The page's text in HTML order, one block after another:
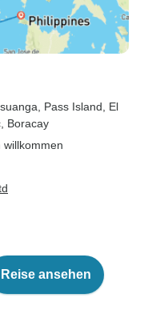
, Pass Island , El
, Boracay
willkommen
Reise ansehen